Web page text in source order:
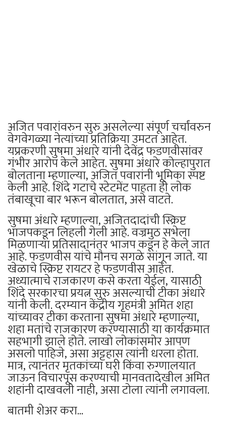
अजित पवारांवरुन सुरु असलेल्या संपूर्ण चर्चांवरुन
वेगवेगळ्या नेत्यांच्या प्रतिक्रिया उमटत आहेत.
यप्रकरणी सुषमा अंधारे यांनी देवेंद्र फडणवीसांवर
गंभीर आरोप केले आहेत. सुषमा अंधारे कोल्हापुरात
बोलताना म्हणाल्या, अजित पवारांनी भूमिका स्पष्ट
केली आहे. शिंदे गटाचे स्टेटमेंट पाहता ही लोक
तंबाखूचा बार भरून बोलतात, असे वाटते.
सुषमा अंधारे म्हणाल्या, अजितदादांची स्क्रिप्ट
भाजपकडून लिहली गेली आहे. वज्रमुठ सभेला
मिळणाऱ्या प्रतिसादानंतर भाजप कडून हे केले जात
आहे. फडणवीस यांचे मौनच सगळे सांगून जाते. या
खेळाचे स्क्रिप्ट रायटर हे फडणवीस आहेत.
अध्यात्माचे राजकारण कसे करता येईल, यासाठी
शिंदे सरकारचा प्रयत्न सुरु असल्याची टीका अंधारे
यांनी केली. दरम्यान केंद्रीय गृहमंत्री अमित शहा
यांच्यावर टीका करताना सुषमा अंधारे म्हणाल्या,
शहा मतांचे राजकारण करण्यासाठी या कार्यक्रमात
सहभागी झाले होते. लाखो लोकांसमोर आपण
असलो पाहिजे, असा अट्टहास त्यांनी धरला होता.
मात्र, त्यानंतर मृतकांच्या घरी किंवा रुग्णालयात
जाऊन विचारपूस करण्याची मानवतादेखील अमित
शहांनी दाखवली नाही, असा टोला त्यांनी लगावला.
बातमी शेअर करा...